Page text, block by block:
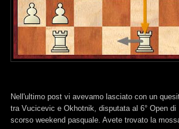
Nell'ultimo post vi avevamo lasciato con un
tra Vucicevic e Okhotnik, disputata al 6° Open di
scorso weekend pasquale. Avete trovato la